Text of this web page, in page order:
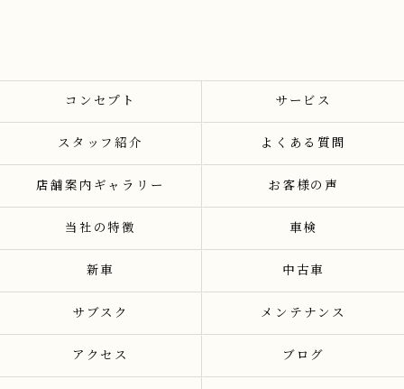
コンセプト サービス
スタッフ紹介 よくある質問
店舗案内ギャラリー お客様の声
当社の特徴 車検
新車 中古車
サブスク メンテナンス
アクセス ブログ